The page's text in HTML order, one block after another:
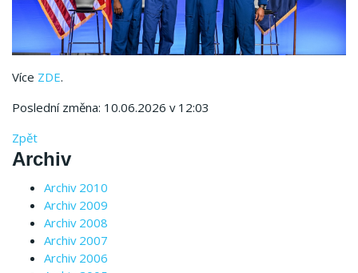
Více ZDE.
Poslední změna: 10.06.2026 v 12:03
Zpět
Archiv
Archiv 2010
Archiv 2009
Archiv 2008
Archiv 2007
Archiv 2006